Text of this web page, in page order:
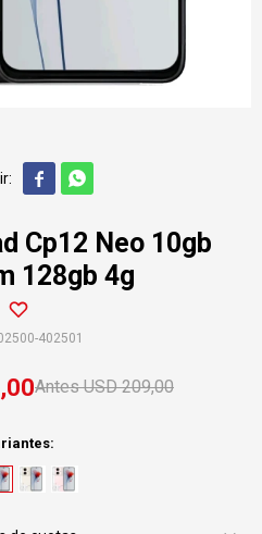
 
Cp12 Neo 10gb
128gb 4g
402501
USD 209,00